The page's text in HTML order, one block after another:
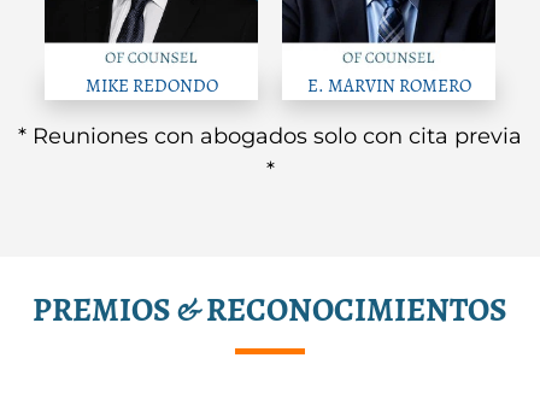
MIKE REDONDO E. MARVIN ROMERO
* Reuniones con abogados solo con cita previa
*
PREMIOS & RECONOCIMIENTOS